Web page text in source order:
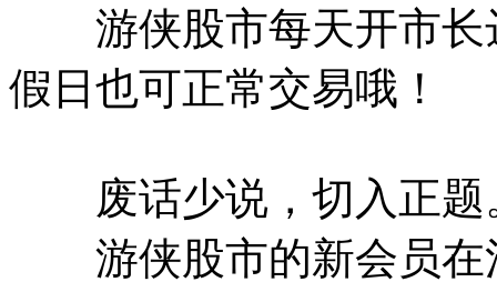
游侠股市每天开市长
假日也可正常交易哦！
废话少说，切入正题
游侠股市的新会员在